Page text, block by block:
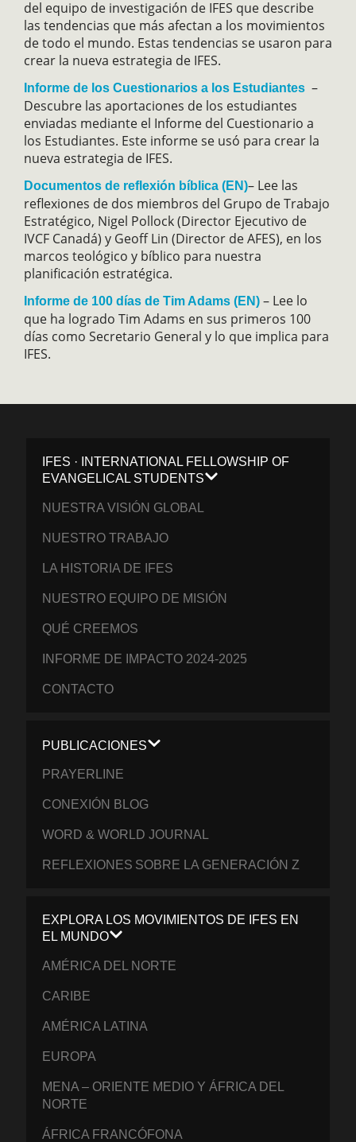
del equipo de investigación de IFES que describe
las tendencias que más afectan a los movimientos
de todo el mundo. Estas tendencias se usaron para
crear la nueva estrategia de IFES.
Informe de los Cuestionarios a los Estudiantes –
Descubre las aportaciones de los estudiantes
enviadas mediante el Informe del Cuestionario a
los Estudiantes. Este informe se usó para crear la
nueva estrategia de IFES.
Documentos de reflexión bíblica (EN)– Lee las
reflexiones de dos miembros del Grupo de Trabajo
Estratégico, Nigel Pollock (Director Ejecutivo de
IVCF Canadá) y Geoff Lin (Director de AFES), en los
marcos teológico y bíblico para nuestra
planificación estratégica.
Informe de 100 días de Tim Adams (EN) – Lee lo
que ha logrado Tim Adams en sus primeros 100
días como Secretario General y lo que implica para
IFES.
IFES · INTERNATIONAL FELLOWSHIP OF
EVANGELICAL STUDENTS
NUESTRA VISIÓN GLOBAL
NUESTRO TRABAJO
LA HISTORIA DE IFES
NUESTRO EQUIPO DE MISIÓN
QUÉ CREEMOS
INFORME DE IMPACTO 2024-2025
CONTACTO
PUBLICACIONES
PRAYERLINE
CONEXIÓN BLOG
WORD & WORLD JOURNAL
REFLEXIONES SOBRE LA GENERACIÓN Z
EXPLORA LOS MOVIMIENTOS DE IFES EN
EL MUNDO
AMÉRICA DEL NORTE
CARIBE
AMÉRICA LATINA
EUROPA
MENA – ORIENTE MEDIO Y ÁFRICA DEL
NORTE
ÁFRICA FRANCÓFONA